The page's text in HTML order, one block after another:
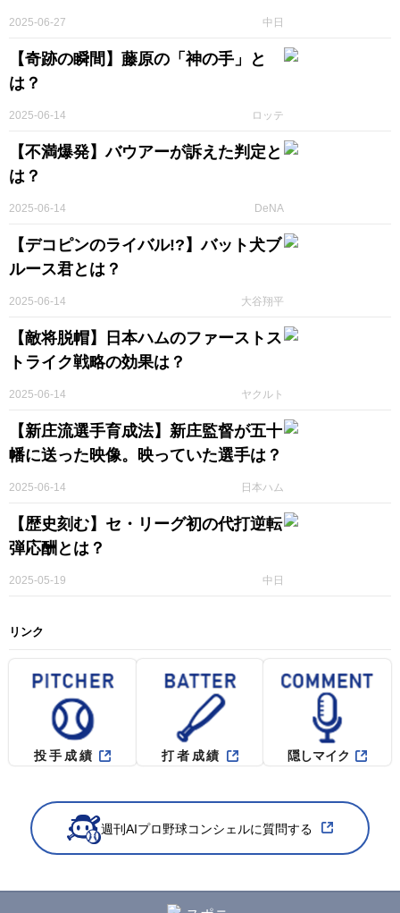
中日
2025-06-27
【奇跡の瞬間】藤原の「神の手」と
は？
ロッテ
2025-06-14
【不満爆発】バウアーが訴えた判定と
は？
DeNA
2025-06-14
【デコピンのライバル!?】バット犬ブ
ルース君とは？
大谷翔平
2025-06-14
【敵将脱帽】日本ハムのファーストス
トライク戦略の効果は？
ヤクルト
2025-06-14
【新庄流選手育成法】新庄監督が五十
幡に送った映像。映っていた選手は？
日本ハム
2025-06-14
【歴史刻む】セ・リーグ初の代打逆転
弾応酬とは？
中日
2025-05-19
リンク
投手成績 打者成績 隠しマイク
週刊AIプロ野球コンシェルに質問する